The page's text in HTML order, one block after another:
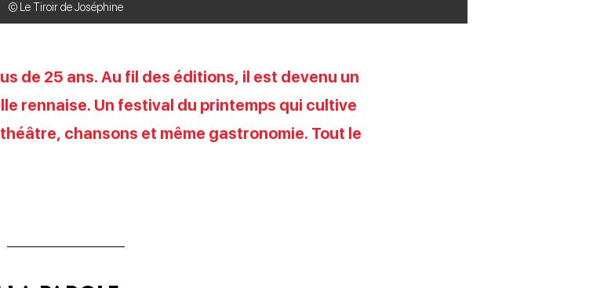
© Le Tiroir de Joséphine
de 25 ans. Au fil des éditions, il est devenu un
rennaise. Un festival du printemps qui cultive
chansons et même gastronomie. Tout le